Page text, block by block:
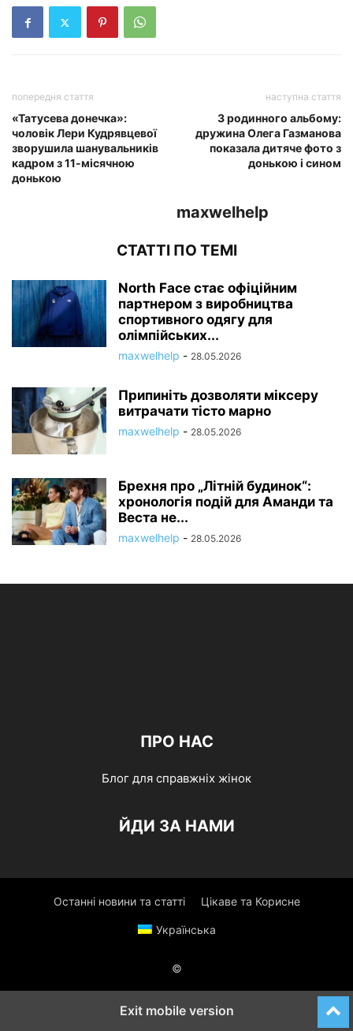
попередня стаття
«Татусева донечка»:
чоловік Лери Кудрявцевої
зворушила шанувальників
кадром з 11-місячною
донькою
наступна стаття
З родинного альбому:
дружина Олега Газманова
показала дитяче фото з
донькою і сином
maxwelhelp
СТАТТІ ПО ТЕМІ
North Face стає офіційним
партнером з виробництва
спортивного одягу для
олімпійських...
maxwelhelp - 28.05.2026
Припиніть дозволяти міксеру
витрачати тісто марно
maxwelhelp - 28.05.2026
Брехня про „Літній будинок“:
хронологія подій для Аманди та
Веста не...
maxwelhelp - 28.05.2026
ПРО НАС
Блог для справжніх жінок
ЙДИ ЗА НАМИ
Останні новини та статті Цікаве та Корисне
Українська
©
Exit mobile version